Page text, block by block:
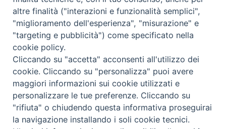
Presidenza e ufficio presidenza
Consiglio scientifico
Coordinamento nazionale
COPYRIGHT Scienza & Vita - C.F96600690588- Tutti i
diritti -Privacy- Credits
altre finalità ("interazioni e funzionalità semplici",
"miglioramento dell'esperienza", "misurazione" e
"targeting e pubblicità") come specificato nella
cookie policy.
Cliccando su "accetta" acconsenti all'utilizzo dei
cookie. Cliccando su "personalizza" puoi avere
maggiori informazioni sui cookie utilizzati e
personalizzare le tue preferenze. Cliccando su
"rifiuta" o chiudendo questa informativa proseguirai
la navigazione installando i soli cookie tecnici.